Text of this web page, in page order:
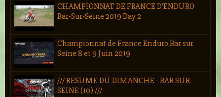
CHAMPIONNAT DE FRANCE D'ENDURO
Bar-Sur-Seine 2019 Day 2
Championnat de France Enduro Bar sur
Seine 8 et 9 Juin 2019
/// RESUME DU DIMANCHE - BAR SUR
SEINE (10) ///